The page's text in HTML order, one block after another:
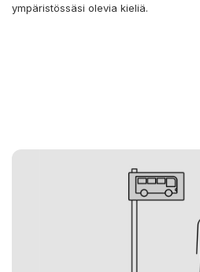
ympäristössäsi olevia kieliä.